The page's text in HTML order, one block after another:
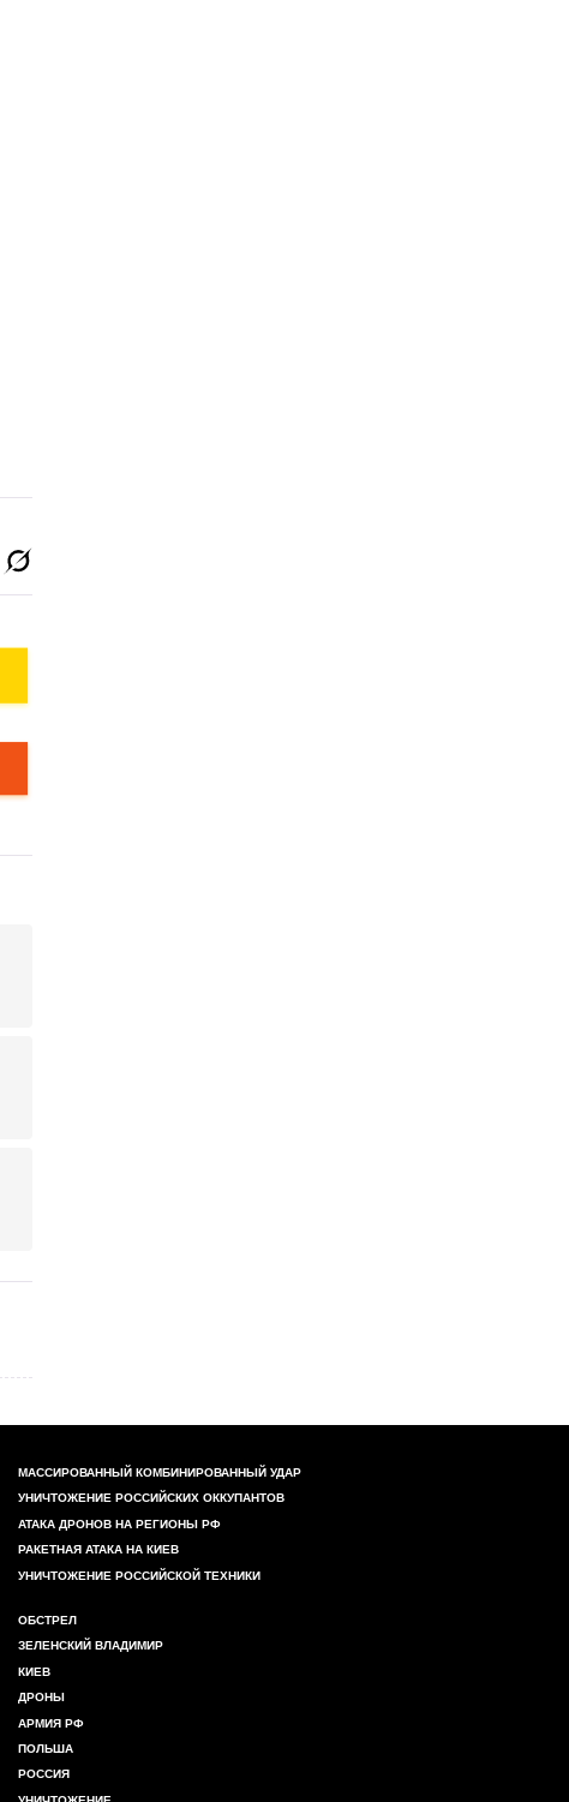
МАССИРОВАННЫЙ КОМБИНИРОВАННЫЙ УДАР
УНИЧТОЖЕНИЕ РОССИЙСКИХ ОККУПАНТОВ
АТАКА ДРОНОВ НА РЕГИОНЫ РФ
РАКЕТНАЯ АТАКА НА КИЕВ
УНИЧТОЖЕНИЕ РОССИЙСКОЙ ТЕХНИКИ
ОБСТРЕЛ
ЗЕЛЕНСКИЙ ВЛАДИМИР
КИЕВ
ДРОНЫ
АРМИЯ РФ
ПОЛЬША
РОССИЯ